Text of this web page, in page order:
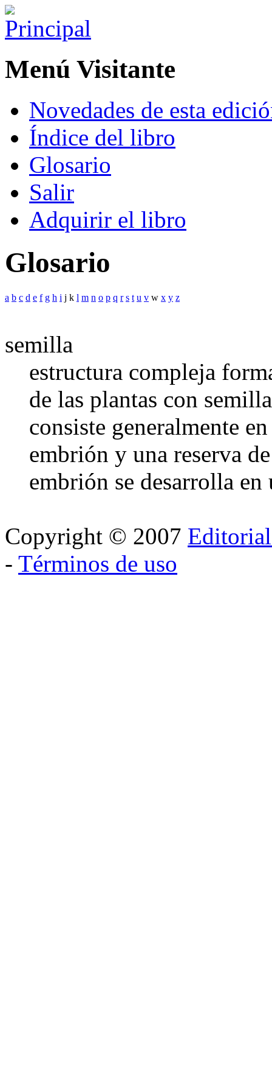
Menú Visitante
Novedades de esta
Índice del libro
Glosario
Salir
Adquirir el libro
Glosario
a b c d e f g h i j k l m n o p q r s t u v w x y z
semilla
estructura compleja
de las plantas con
consiste generalmente
embrión y una reserva
embrión se desarrolla
Copyright © 2007
- Términos de uso